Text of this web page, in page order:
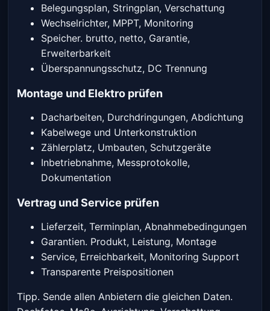
Belegungsplan, Stringplan, Verschattung
Wechselrichter, MPPT, Monitoring
Speicher. brutto, netto, Garantie,
Erweiterbarkeit
Überspannungsschutz, DC Trennung
Montage und Elektro prüfen
Dacharbeiten, Durchdringungen, Abdichtung
Kabelwege und Unterkonstruktion
Zählerplatz, Umbauten, Schutzgeräte
Inbetriebnahme, Messprotokolle,
Dokumentation
Vertrag und Service prüfen
Lieferzeit, Terminplan, Abnahmebedingungen
Garantien. Produkt, Leistung, Montage
Service, Erreichbarkeit, Monitoring Support
Transparente Preispositionen
Tipp. Sende allen Anbietern die gleichen Daten.